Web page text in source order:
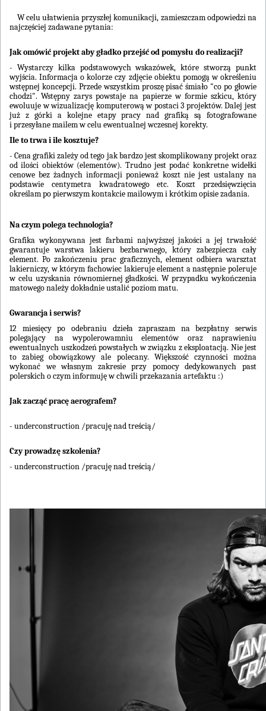
W celu ułatwienia przyszłej komunikacji, zamieszczam odpowiedzi na
najczęściej zadawane pytania:
Jak omówić projekt aby gładko przejść od pomysłu do realizacji?
- Wystarczy kilka podstawowych wskazówek, które stworzą punkt
wyjścia. Informacja o kolorze czy zdjęcie obiektu pomogą w określeniu
wstępnej koncepcji. Przede wszystkim proszę pisać śmiało "co po głowie
chodzi". Wstępny zarys powstaje na papierze w formie szkicu, który
ewoluuje w wizualizację komputerową w postaci 3 projektów. Dalej jest
już z górki a kolejne etapy pracy nad grafiką są fotografowane
i przesyłane mailem w celu ewentualnej wczesnej korekty.
Ile to trwa i ile kosztuje?
- Cena grafiki zależy od tego jak bardzo jest skomplikowany projekt oraz
od ilości obiektów (elementów). Trudno jest podać konkretne widełki
cenowe bez żadnych informacji ponieważ koszt nie jest ustalany na
podstawie centymetra kwadratowego etc. Koszt przedsięwzięcia
określam po pierwszym kontakcie mailowym i krótkim opisie zadania.
Na czym polega technologia?
Grafika wykonywana jest farbami najwyższej jakości a jej trwałość
gwarantuje warstwa lakieru bezbarwnego, który zabezpiecza cały
element. Po zakończeniu prac graficznych, element odbiera warsztat
lakierniczy, w którym fachowiec lakieruje element a następnie poleruje
w celu uzyskania równomiernej gładkości. W przypadku wykończenia
matowego należy dokładnie ustalić poziom matu.
Gwarancja i serwis?
12 miesięcy po odebraniu dzieła zapraszam na bezpłatny serwis
polegający na wypolerowamniu elementów oraz naprawieniu
ewentualnych uszkodzeń powstałych w związku z eksploatacją. Nie jest
to zabieg obowiązkowy ale polecany. Większość czynności można
wykonać we własnym zakresie przy pomocy dedykowanych past
polerskich o czym informuję w chwili przekazania artefaktu :)
Jak zacząć pracę aerografem?
- underconstruction /pracuję nad treścią/
Czy prowadzę szkolenia?
- underconstruction /pracuję nad treścią/